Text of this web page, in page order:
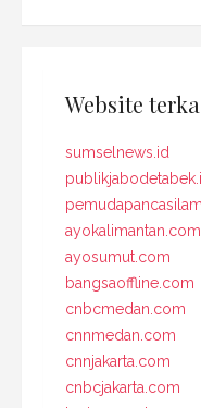
Website
sumselnews.id
ayokalimantan.com
ayosumut.com
bangsaoffline.com
cnbcmedan.com
cnnmedan.com
cnnjakarta.com
cnbcjakarta.com